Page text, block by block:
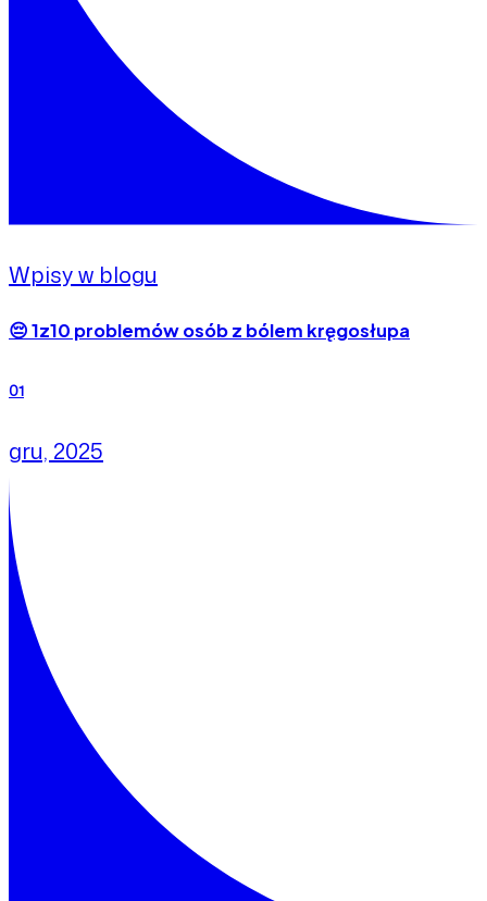
Wpisy w blogu
😔 1z10 problemów osób z bólem kręgosłupa
01
gru, 2025